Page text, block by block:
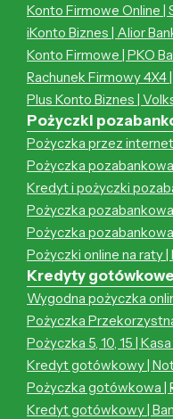
Konto Firmowe Online |
iKonto Biznes | Alior
Konto Firmowe | PKO
Rachunek Firmowy 4X4
Plus Konto Biznes |
Pożyczki
Pożyczka przez internet
Pożyczka
Kredyt i pożyczki
Pożyczka
Pożyczka
Pożyczki online na raty
Kredyty gotówkowe
Wygodna pożyczka
Pożyczka
Pożyczka 5, 10, 15 |
Kredyt gotówkowy |
Pożyczka gotówkowa |
Kredyt gotówkowy |